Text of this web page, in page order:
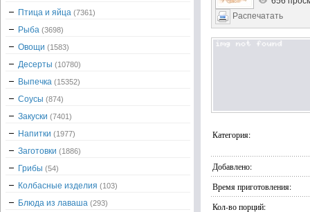
Распечатать
Категория:
Добавлено:
Время приготовления:
Кол-во порций:
Птица и яйца (7361)
Рыба (3698)
Овощи (1583)
Десерты (10780)
Выпечка (15352)
Соусы (874)
Закуски (7401)
Напитки (1977)
Заготовки (1886)
Грибы (54)
Колбасные изделия (103)
Блюда из лаваша (293)